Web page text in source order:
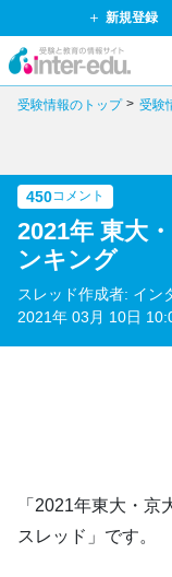
新規登録
受験情報のトップ 受験
450コメント
2021年 東大
ンキング
スレッド作成者: イン
2021年 03月 10日
「2021年東大・
スレッド」です。